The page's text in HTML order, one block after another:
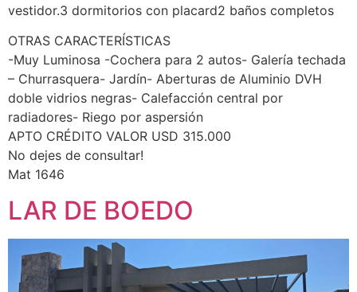
vestidor.3 dormitorios con placard2 baños completos
OTRAS CARACTERÍSTICAS
-Muy Luminosa -Cochera para 2 autos- Galería techada
– Churrasquera- Jardín- Aberturas de Aluminio DVH
doble vidrios negras- Calefacción central por
radiadores- Riego por aspersión
APTO CRÉDITO VALOR USD 315.000
No dejes de consultar!
Mat 1646
LAR DE BOEDO